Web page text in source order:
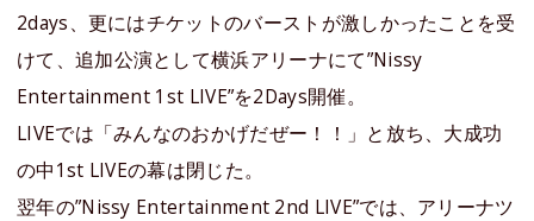
2days、更にはチケットのバーストが激しかったことを受
けて、追加公演として横浜アリーナにて”Nissy
Entertainment 1st LIVE”を2Days開催。
LIVEでは「みんなのおかげだぜー！！」と放ち、大成功
の中1st LIVEの幕は閉じた。
翌年の”Nissy Entertainment 2nd LIVE”では、アリーナツ